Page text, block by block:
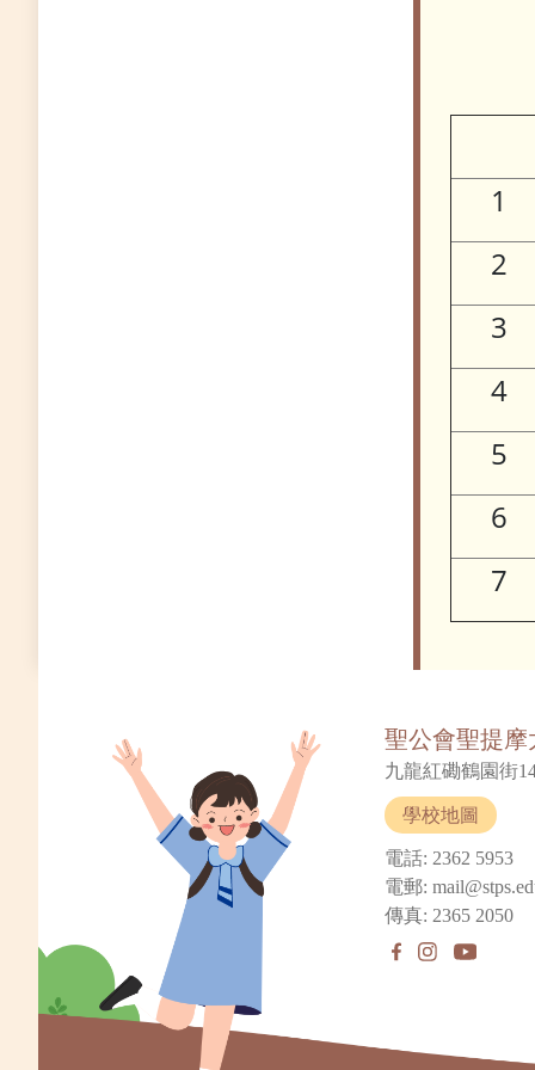
1
2
3
4
5
6
7
聖公會聖提摩
九龍紅磡鶴園街
學校地圖
電話: 2362 5953
電郵:
傳真: 2365 2050